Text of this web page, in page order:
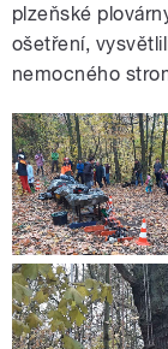
plzeňské
ošetření,
nemocného